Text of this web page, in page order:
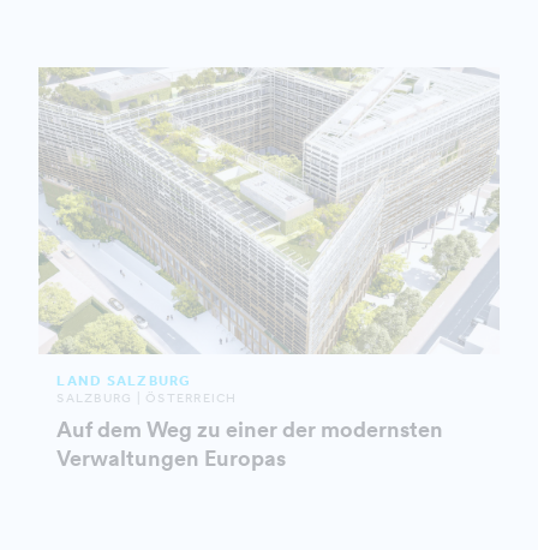
LAND SALZBURG
SALZBURG | ÖSTERREICH
Auf dem Weg zu einer der modernsten
Verwaltungen Europas